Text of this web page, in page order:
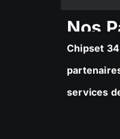
Nos
Chipset
services